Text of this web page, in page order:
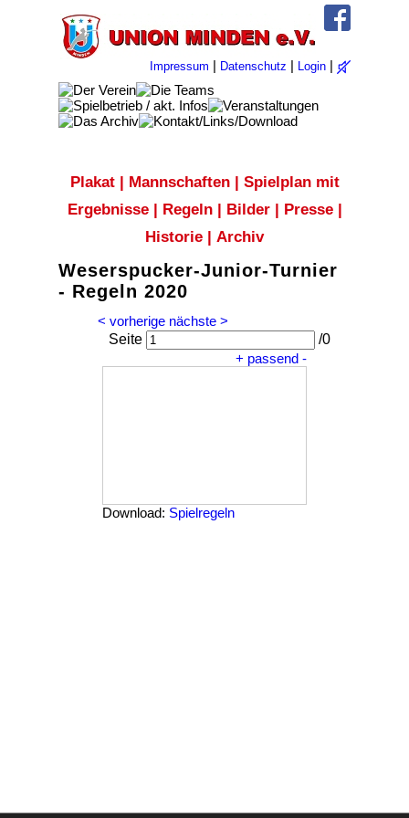
Impressum | Datenschutz | Login |
Plakat| Mannschaften| Spielplan mit
Ergebnisse| Regeln| Bilder| Presse|
Historie | Archiv
Weserspucker-Junior-Turnier
- Regeln 2020
< vorherige
Seite
/0
nächste >
+ passend -
Download: Spielregeln